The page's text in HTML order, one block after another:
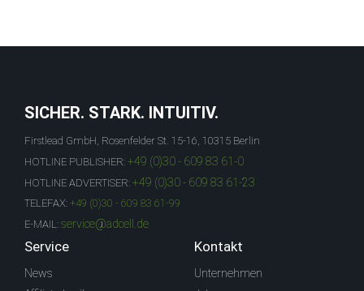
SICHER. STARK. INTUITIV.
Firstlead GmbH, Rosenfelder St. 15-16, 10315 Berlin
HOTLINE PUBLISHER: +49 (0)30 - 609 83 61-0
HOTLINE ADVERTISER: +49 (0)30 - 609 83 61-23
TELEFAX: +49 (0)30 - 609 83 61-99
E-MAIL: service@adcell.de
Service
News
Kontakt
Unternehmen